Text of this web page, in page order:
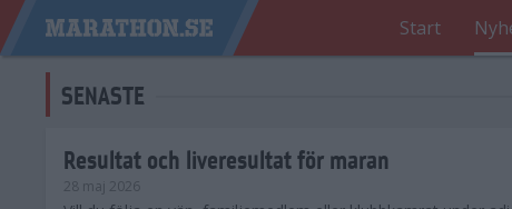
Start
SENASTE
Resultat och liveresultat för maran
28 maj 2026